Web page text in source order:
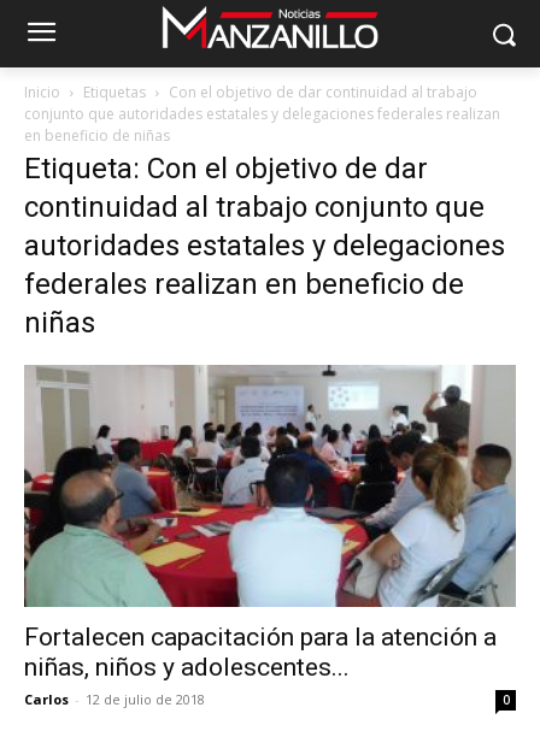
Inicio Etiquetas
Con el objetivo de dar continuidad al trabajo
conjunto que autoridades estatales y delegaciones federales realizan
en beneficio de niñas
Etiqueta: Con el objetivo de dar
continuidad al trabajo conjunto que
autoridades estatales y delegaciones
federales realizan en beneficio de
niñas
Fortalecen capacitación para la atención a
niñas, niños y adolescentes...
Carlos - 12 de julio de 2018 0